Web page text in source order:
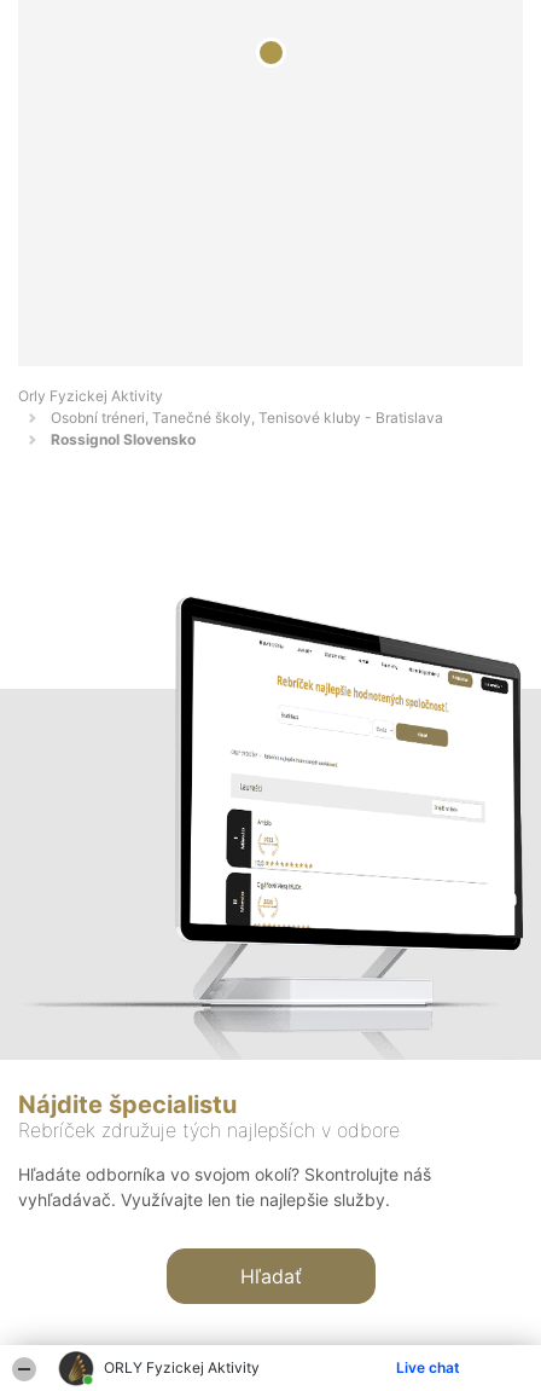
ORLY Fyzickej Aktivity Live chat
Orly Fyzickej Aktivity
Osobní tréneri, Tanečné školy, Tenisové kluby - Bratislava
Rossignol Slovensko
Nájdite špecialistu
Rebríček združuje tých najlepších v odbore
Hľadáte odborníka vo svojom okolí? Skontrolujte náš
vyhľadávač. Využívajte len tie najlepšie služby.
Hľadať